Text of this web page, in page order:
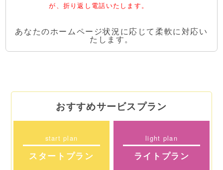
が、折り返し電話いたします。
あなたのホームページ状況に応じて柔軟に対応い
たします。
おすすめサービスプラン
start plan
スタートプラン
light plan
ライトプラン